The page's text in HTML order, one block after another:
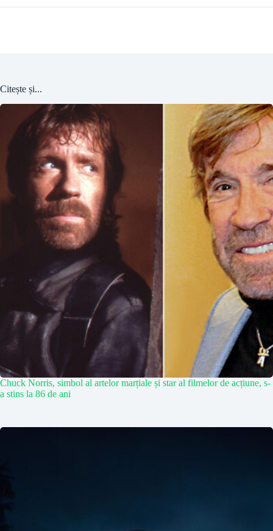
Citește și...
Chuck Norris, simbol al artelor marțiale și star al filmelor de acțiune, s-
a stins la 86 de ani